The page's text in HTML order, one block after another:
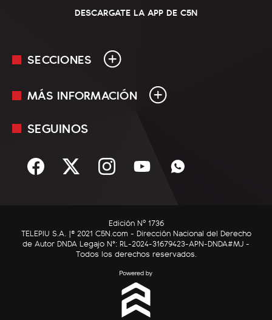
DESCARGATE LA APP DE C5N
SECCIONES
En Vivo
Sociedad
C5N Autos
RatingCero
MÁS INFORMACIÓN
Mediakit
Términos y condiciones
SEGUINOS
Edición Nº 1736
TELEPIU S.A. |© 2021 C5N.com - Dirección Nacional del Derecho
de Autor DNDA Legajo N°: RL-2024-31679423-APN-DNDA#MJ -
Todos los derechos reservados.